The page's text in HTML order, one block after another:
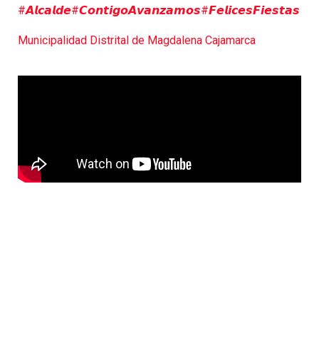
#𝘼𝙡𝙘𝙖𝙡𝙙𝙚#𝘾𝙤𝙣𝙩𝙞𝙜𝙤𝘼𝙫𝙖𝙣𝙯𝙖𝙢𝙤𝙨#𝙁𝙚𝙡𝙞𝙘𝙚𝙨𝙁𝙞𝙚𝙨𝙩𝙖𝙨
Municipalidad Distrital de Magdalena Cajamarca